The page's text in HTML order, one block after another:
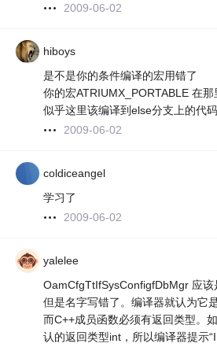
2009-06-02
hiboys
是不是你的条件编译的宏用错了
你的宏ATRIUMX_PORTABLE 在
似乎这里该编译到else分支上的代码
2009-06-02
coldiceangel
学习了
2009-06-02
yalelee
OamCfgTtIfSysConfigfDbMgr 应该
但是名字写错了。编译器就认为它
而C++成员函数必须有返回类型。
认的返回类型int，所以编译器提示